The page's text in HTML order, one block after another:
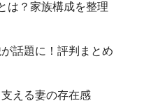
は？家族構成を整理
話題に！評判まとめ
える妻の存在感